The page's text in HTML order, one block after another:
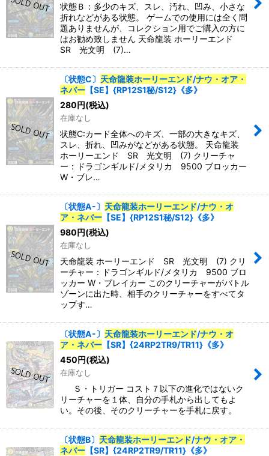
状態Ｂ：多少のキズ、スレ、汚れ、凹み、小さな
折れなどがある状態。 ゲームでの使用には全く問
題ありませんが、コレクション用でご購入の方に
はお勧め致しません 天命龍装 ホーリーエンド
SR 光文明 (7)…
〔状態C〕 天命龍装ホーリーエンド/ナウ・オア・
ネバー 【SE】{RP12S1秘/S12}《多》
280円(税込)
在庫なし
状態C:カード全体へのキズ、一部の大きなキズ、
スレ、折れ、凹みがなどがある状態。 天命龍装
ホーリーエンド SR 光文明 (7) クリーチャ
ー：ドラゴンギルド/メタリカ 9500 ブロッカー
W・ブレ…
〔状態A-〕 天命龍装ホーリーエンド/ナウ・オ
ア・ネバー 【SE】{RP12S1秘/S12}《多》
980円(税込)
在庫なし
天命龍装 ホーリーエンド SR 光文明 (7) クリ
ーチャー：ドラゴンギルド/メタリカ 9500 ブロ
ッカー W・ブレイカー このクリーチャーがバトル
ゾーンに出た時、相手のクリーチャーをすべてタ
ップす…
〔状態A-〕 天命龍装ホーリーエンド/ナウ・オ
ア・ネバー 【SR】{24RP2TR9/TR11}《多》
450円(税込)
在庫なし
Ｓ・トリガー コスト７以下の進化ではないク
リーチャーを１体、自分の手札から出してもよ
い。その後、そのクリーチャーを手札に戻す。
〔状態B〕 天命龍装ホーリーエンド/ナウ・オア・
ネバー 【SR】{24RP2TR9/TR11}《多》